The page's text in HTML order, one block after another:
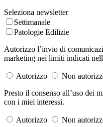
Seleziona newsletter
Settimanale
Patologie Edilizie
Autorizzo l’invio di
marketing nei limiti indicati
Autorizzo
Non
Presto il consenso all’uso dei
con i miei interessi.
Autorizzo
Non